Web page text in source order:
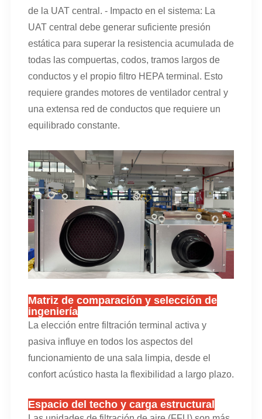
de la UAT central. - Impacto en el sistema: La
UAT central debe generar suficiente presión
estática para superar la resistencia acumulada de
todas las compuertas, codos, tramos largos de
conductos y el propio filtro HEPA terminal. Esto
requiere grandes motores de ventilador central y
una extensa red de conductos que requiere un
equilibrado constante.
Matriz de comparación y selección de
ingeniería
La elección entre filtración terminal activa y
pasiva influye en todos los aspectos del
funcionamiento de una sala limpia, desde el
confort acústico hasta la flexibilidad a largo plazo.
Espacio del techo y carga estructural